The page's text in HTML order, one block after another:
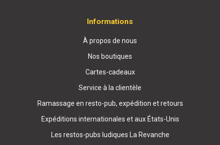
Informations
À propos de nous
Nos boutiques
Cartes-cadeaux
Service à la clientèle
Ramassage en resto-pub, expédition et retours
Expéditions internationales et aux États-Unis
Les restos-pubs ludiques La Revanche